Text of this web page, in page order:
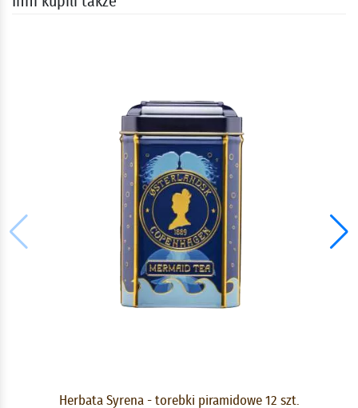
Herbata Syrena - torebki piramidowe 12 szt.